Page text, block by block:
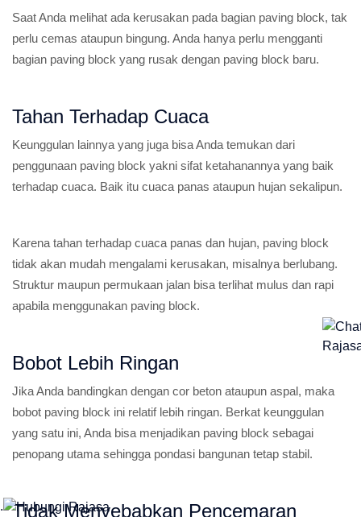
Saat Anda melihat ada kerusakan pada bagian paving block, tak
perlu cemas ataupun bingung. Anda hanya perlu mengganti
bagian paving block yang rusak dengan paving block baru.
Tahan Terhadap Cuaca
Keunggulan lainnya yang juga bisa Anda temukan dari
penggunaan paving block yakni sifat ketahanannya yang baik
terhadap cuaca. Baik itu cuaca panas ataupun hujan sekalipun.
Karena tahan terhadap cuaca panas dan hujan, paving block
tidak akan mudah mengalami kerusakan, misalnya berlubang.
Struktur maupun permukaan jalan bisa terlihat mulus dan rapi
apabila menggunakan paving block.
Bobot Lebih Ringan
Jika Anda bandingkan dengan cor beton ataupun aspal, maka
bobot paving block ini relatif lebih ringan. Berkat keunggulan
yang satu ini, Anda bisa menjadikan paving block sebagai
penopang utama sehingga pondasi bangunan tetap stabil.
Tidak Menyebabkan Pencemaran
.